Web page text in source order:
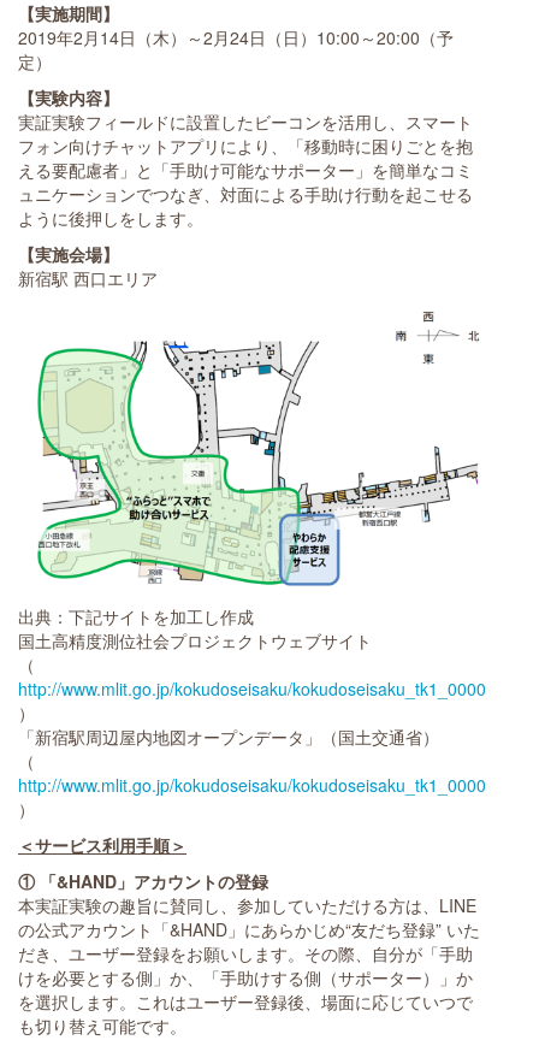
【実施期間】
2019年2月14日（木）～2月24日（日）10:00～20:00（予
定）
【実験内容】
実証実験フィールドに設置したビーコンを活用し、スマート
フォン向けチャットアプリにより、「移動時に困りごとを抱
える要配慮者」と「手助け可能なサポーター」を簡単なコミ
ュニケーションでつなぎ、対面による手助け行動を起こせる
ように後押しをします。
【実施会場】
新宿駅 西口エリア
出典：下記サイトを加工し作成
国土高精度測位社会プロジェクトウェブサイト
（
http://www.mlit.go.jp/kokudoseisaku/
）
「新宿駅周辺屋内地図オープンデータ」（国土交通省）
（
http://www.mlit.go.jp/kokudoseisaku/
）
＜サービス利用手順＞
① 「&HAND」アカウントの登録
本実証実験の趣旨に賛同し、参加していただける方は、LINE
の公式アカウント「&HAND」にあらかじめ“友だち登録” いた
だき、ユーザー登録をお願いします。その際、自分が「手助
けを必要とする側」か、「手助けする側（サポーター）」か
を選択します。これはユーザー登録後、場面に応じていつで
も切り替え可能です。